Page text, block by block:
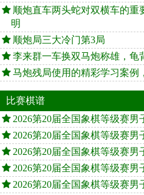
顺炮直车两头蛇对双横车的重
明
顺炮局三大冷门第3局
李来群一车换双马炮称雄，龟
马炮残局使用的精彩学习案例
比赛棋谱
2026第20届全国象棋等级赛
2026第20届全国象棋等级赛
2026第20届全国象棋等级赛
2026第20届全国象棋等级赛
2026第20届全国象棋等级赛